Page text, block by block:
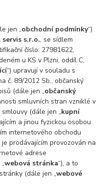
jen „obchodní podmínky“)
servis s.r.o., se sídlem
číslo: 27981622,
u KS v Plzni, oddíl C,
“) upravují v souladu s
č. 89/2012 Sb., občanský
(dále jen „občanský
smluvních stran vzniklé v
(dále jen „kupní
a jinou fyzickou osobou
internetového obchodu
prodávajícím provozován na
adrese
webová stránka“), a to
(dále jen „webové